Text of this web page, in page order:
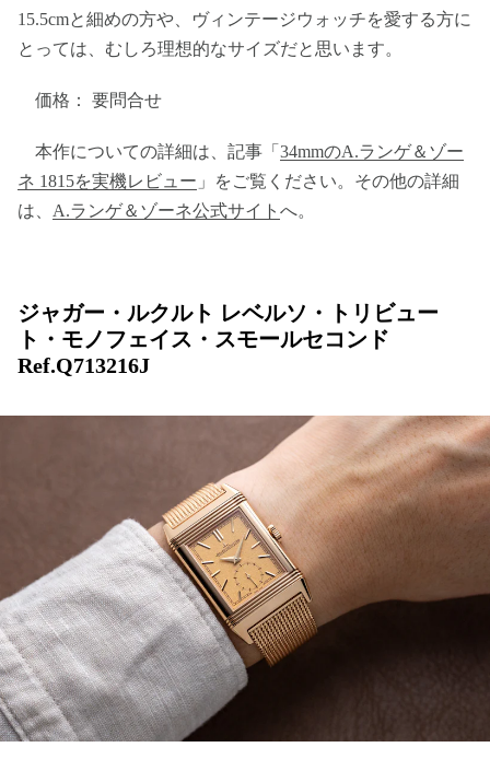
15.5cmと細めの方や、ヴィンテージウォッチを愛する方に
とっては、むしろ理想的なサイズだと思います。
価格： 要問合せ
本作についての詳細は、記事「 34mmのA.ランゲ＆ゾー
ネ 1815を実機レビュー 」をご覧ください。その他の詳細
は、 A.ランゲ＆ゾーネ公式サイト へ。
ジャガー・ルクルト レベルソ・トリビュー
ト・モノフェイス・スモールセコンド
Ref.Q713216J